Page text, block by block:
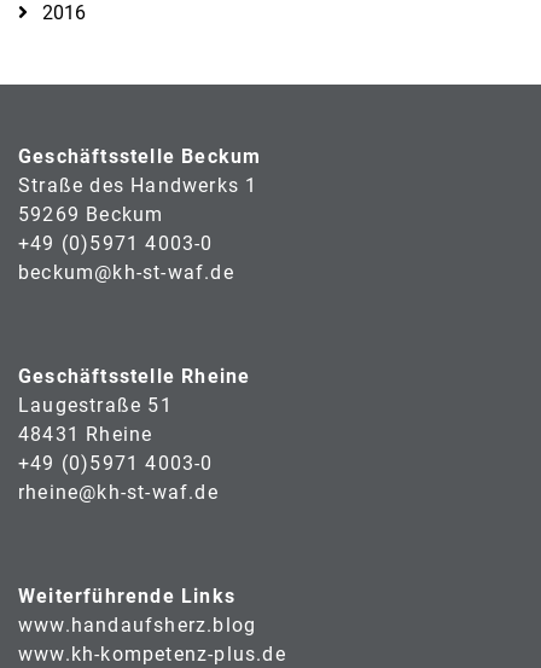
2016
Geschäftsstelle Beckum
Straße des Handwerks 1
59269 Beckum
+49 (0)5971 4003-0
beckum@kh-st-waf.de
Geschäftsstelle Rheine
Laugestraße 51
48431 Rheine
+49 (0)5971 4003-0
rheine@kh-st-waf.de
Weiterführende Links
www.handaufsherz.blog
www.kh-kompetenz-plus.de